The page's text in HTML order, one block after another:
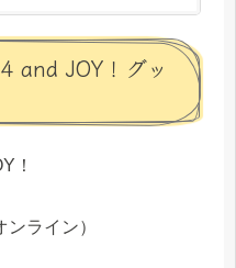
and JOY！グッ
！
ライン）